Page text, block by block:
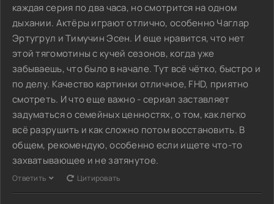
каждая серия по два часа, но смотрится на одном
дыхании. Актёры играют отлично, особенно Чаглар
Эртугрул и Тимучин Эсен. И еще нравится, что нет
этой тягомотины с кучей сезонов, когда уже
забываешь, что было в начале. Тут всё чётко, быстро и
по делу. Качество картинки отличное, FHD, приятно
смотреть. И что еще важно - сериал заставляет
задуматься о семейных ценностях, о том, как легко
всё разрушить и как сложно потом восстановить. В
общем, рекомендую, особенно если ищете что-то
захватывающее и не затянутое.
Ответить Цитировать